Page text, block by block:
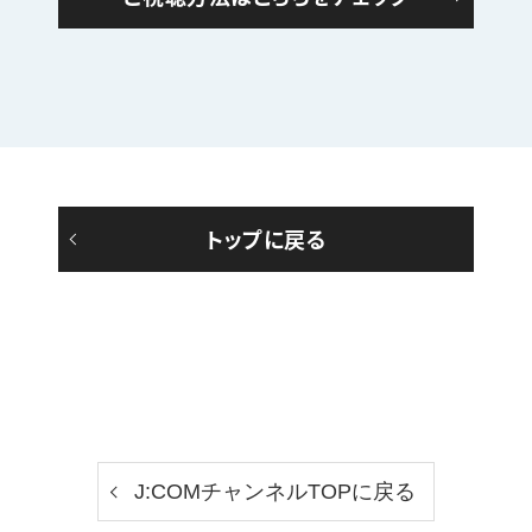
トップに戻る
J:COMチャンネルTOPに戻る